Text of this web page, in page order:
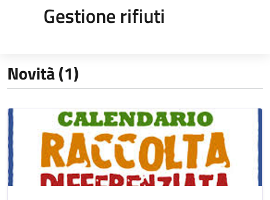
Gestione rifiuti
Novità (1)